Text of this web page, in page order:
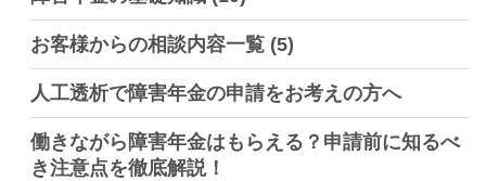
お客様からの相談内容一覧 (5)
人工透析で障害年金の申請をお考えの方へ
働きながら障害年金はもらえる？申請前に知るべ
き注意点を徹底解説！